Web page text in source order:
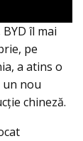
îl mai
pe
a atins o
un nou
chineză.